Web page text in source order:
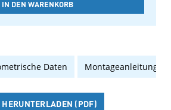
Daten Montageanleitung
(PDF)